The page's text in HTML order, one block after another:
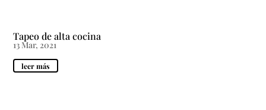
Tapeo de alta cocina
13 Mar, 2021
leer más